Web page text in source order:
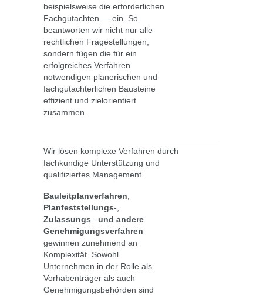
beispielsweise die erforderlichen
Fachgutachten — ein. So
beantworten wir nicht nur alle
rechtlichen Fragestellungen,
sondern fügen die für ein
erfolgreiches Verfahren
notwendigen planerischen und
fachgutachterlichen Bausteine
effizient und zielorientiert
zusammen.
Wir lösen komplexe Verfahren durch
fachkundige Unterstützung und
qualifiziertes Management
Bauleitplanverfahren
Planfeststellungs-
Zulassungs– und andere
Genehmigungsverfahren
gewinnen zunehmend an
Komplexität. Sowohl
Unternehmen in der Rolle als
Vorhabenträger als auch
Genehmigungsbehörden sind